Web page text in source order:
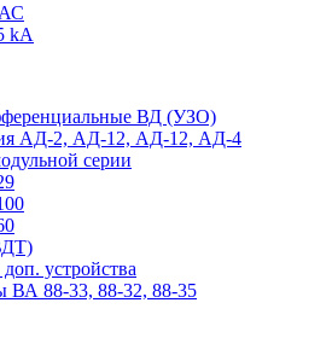
kA
ВД (УЗО)
АД-2, АД-12, АД-12, АД-4
серии
устройства
ВА 88-33, 88-32, 88-35